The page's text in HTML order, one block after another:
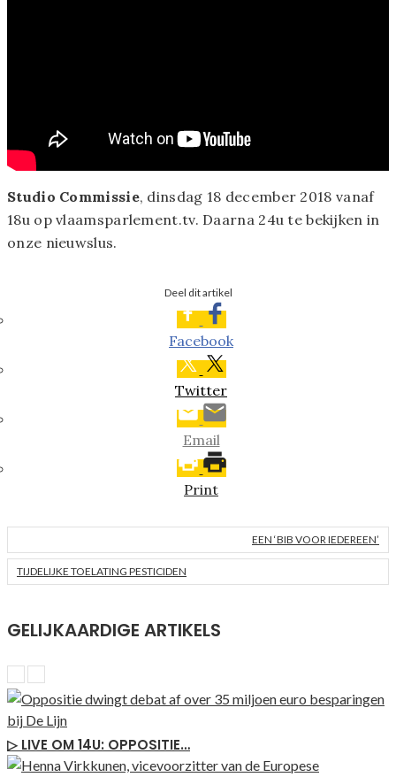
Studio Commissie, dinsdag 18 december 2018 vanaf
18u op vlaamsparlement.tv. Daarna 24u te bekijken in
onze nieuwslus.
Deel dit artikel
Facebook
Twitter
Email
Print
EEN ‘BIB VOOR IEDEREEN’
TIJDELIJKE TOELATING PESTICIDEN
GELIJKAARDIGE ARTIKELS
▷ LIVE OM 14U: OPPOSITIE…